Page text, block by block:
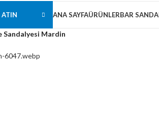
ATIN ANA SAYFAÜRÜNLERBAR
Sandalyesi Mardin